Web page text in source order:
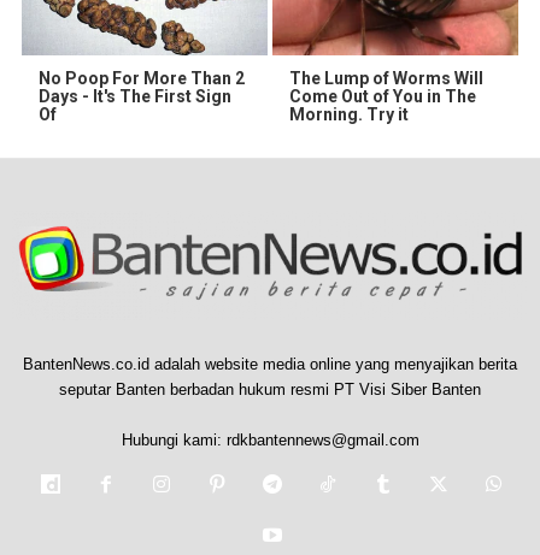
No Poop For More Than 2
Days - It's The First Sign
Of
The Lump of Worms Will
Come Out of You in The
Morning. Try it
BantenNews.co.id adalah website media online yang menyajikan berita
seputar Banten berbadan hukum resmi PT Visi Siber Banten
Hubungi kami: rdkbantennews@gmail.com